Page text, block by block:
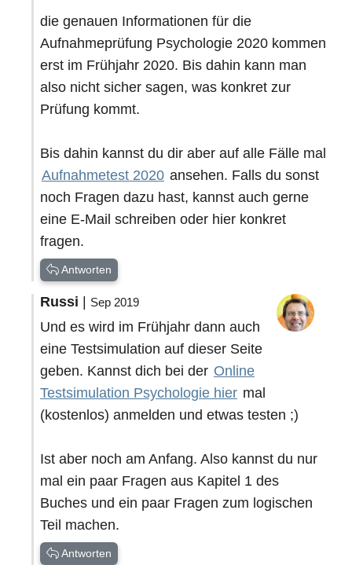
die genauen Informationen für die
Aufnahmeprüfung Psychologie 2020 kommen
erst im Frühjahr 2020. Bis dahin kann man
also nicht sicher sagen, was konkret zur
Prüfung kommt.
Bis dahin kannst du dir aber auf alle Fälle mal
Aufnahmetest 2020 ansehen. Falls du sonst
noch Fragen dazu hast, kannst auch gerne
eine E-Mail schreiben oder hier konkret
fragen.
Antworten
Russi Sep 2019
Und es wird im Frühjahr dann auch
eine Testsimulation auf dieser Seite
geben. Kannst dich bei der Online
Testsimulation Psychologie hier mal
(kostenlos) anmelden und etwas testen ;)
Ist aber noch am Anfang. Also kannst du nur
mal ein paar Fragen aus Kapitel 1 des
Buches und ein paar Fragen zum logischen
Teil machen.
Antworten